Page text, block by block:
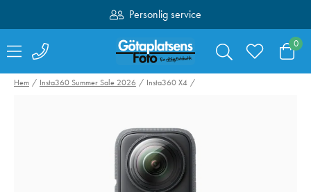
Personlig service
Fri frakt över 1000:-
0
Hem Insta360 Summer Sale 2026 Insta360 X4